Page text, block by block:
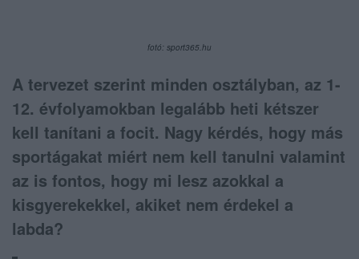
fotó: sport365.hu
A tervezet szerint minden osztályban, az 1-
12. évfolyamokban legalább heti kétszer
kell tanítani a focit. Nagy kérdés, hogy más
sportágakat miért nem kell tanulni valamint
az is fontos, hogy mi lesz azokkal a
kisgyerekekkel, akiket nem érdekel a
labda?